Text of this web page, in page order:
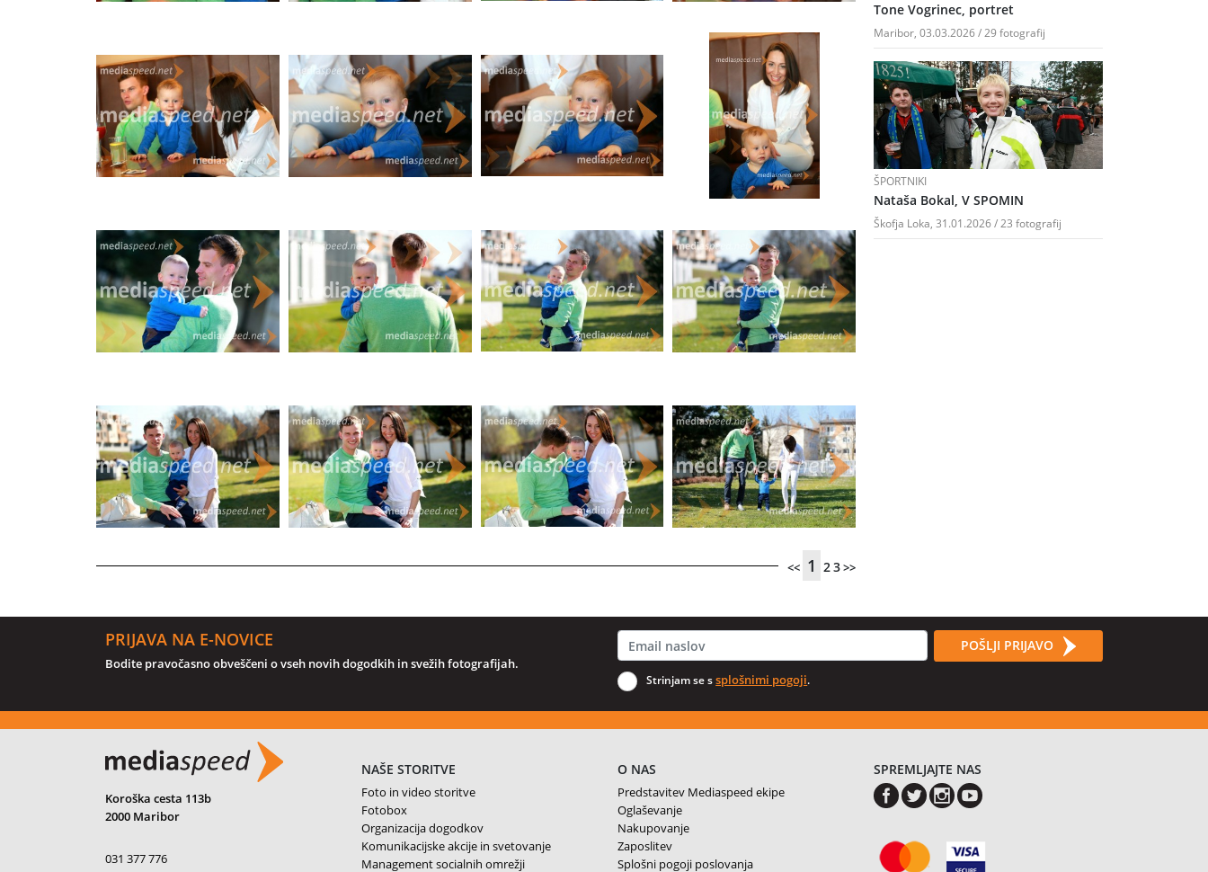
<< 1 23>>
Tone Vogrinec, portret
Maribor, 03.03.2026 / 29 fotografij
ŠPORTNIKI
Nataša Bokal, V SPOMIN
Škofja Loka, 31.01.2026 / 23 fotografij
PRIJAVA NA E-NOVICE
Bodite pravočasno obveščeni o vseh novih dogodkih in svežih fotografijah.
POŠLJI PRIJAVO
Strinjam se ssplošnimi pogoji.
Koroška cesta 113b
2000 Maribor
031 377 776
NAŠE STORITVE
Foto in video storitve
Fotobox
Organizacija dogodkov
Komunikacijske akcije in svetovanje
Management socialnih omrežji
O NAS
Predstavitev Mediaspeed ekipe
Oglaševanje
Nakupovanje
Zaposlitev
Splošni pogoji poslovanja
SPREMLJAJTE NAS